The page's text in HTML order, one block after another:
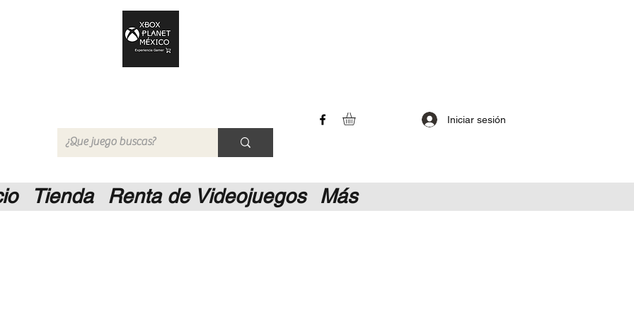
Iniciar sesión
Tienda Renta de Videojuegos Más